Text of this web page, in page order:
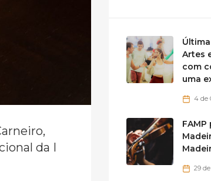
da I
Artes
com
uma
4 de
29